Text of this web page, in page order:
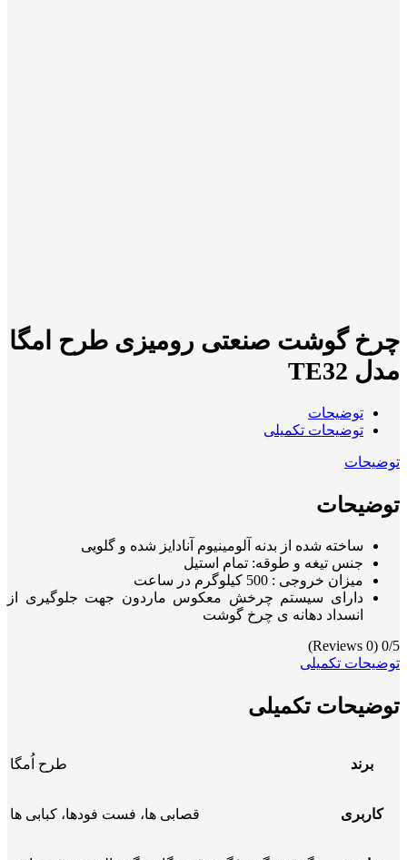
چرخ گوشت صنعتی رومیزی طرح امگا
مدل TE32
توضیحات
توضیحات تکمیلی
توضیحات
توضیحات
ساخته شده از بدنه آلومینیوم آنادایز شده و گلویی
جنس تیغه و طوقه: تمام استیل
میزان خروجی : 500 کیلوگرم در ساعت
دارای سیستم چرخش معکوس ماردون جهت جلوگیری از
انسداد دهانه ی چرخ گوشت
0/5
(0 Reviews)
توضیحات تکمیلی
توضیحات تکمیلی
برند طرح اُمگا
کاربری قصابی ها، فست فودها، کبابی ها